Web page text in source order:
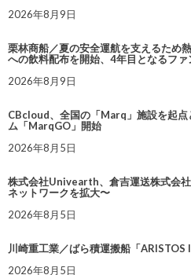
2026年8月9日
栗林商船／夏の安全運航を支えるため
への飲料配布を開始、4年目となるフ
2026年8月9日
CBcloud、全国の「Marq」施設を起
ム「MarqGO」開始
2026年8月5日
株式会社Univearth、倉吉運送株式会
ネットワークを拡大〜
2026年8月5日
川崎重工業／ばら積運搬船「ARISTOS
2026年8月5日